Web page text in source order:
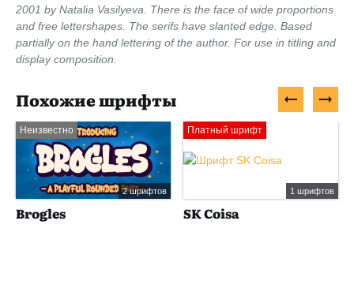
2001 by Natalia Vasilyeva. There is the face of wide proportions
and free lettershapes. The serifs have slanted edge. Based
partially on the hand lettering of the author. For use in titling and
display composition.
Похожие шрифты
Неизвестно
2 шрифтов
Brogles
Платный шрифт
1 шрифтов
SK Coisa